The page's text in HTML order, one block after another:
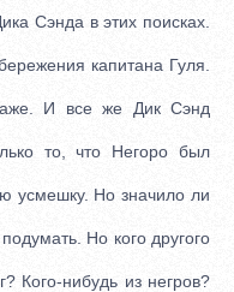
Сэнда в этих поисках.
капитана Гуля.
И все же Дик Сэнд
то, что Негоро был
усмешку. Но значило ли
Но кого другого
Кого-нибудь из негров?